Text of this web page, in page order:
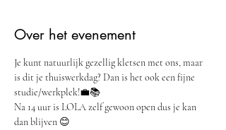
Over het evenement
Je kunt natuurlijk gezellig kletsen met ons, maar
is dit je thuiswerkdag? Dan is het ook een fijne
studie/werkplek!💼📚
Na 14 uur is LOLA zelf gewoon open dus je kan
dan blijven 😊